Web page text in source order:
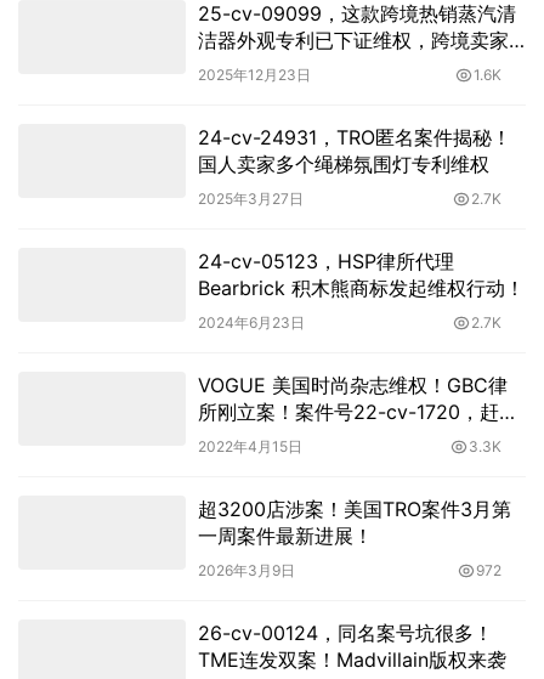
25-cv-09099，这款跨境热销蒸汽清
洁器外观专利已下证维权，跨境卖家
注意避雷！
2025年12月23日 1.6K
24-cv-24931，TRO匿名案件揭秘！
国人卖家多个绳梯氛围灯专利维权
2025年3月27日 2.7K
24-cv-05123，HSP律所代理
Bearbrick 积木熊商标发起维权行动！
2024年6月23日 2.7K
VOGUE 美国时尚杂志维权！GBC律
所刚立案！案件号22-cv-1720，赶紧
下架！
2022年4月15日 3.3K
超3200店涉案！美国TRO案件3月第
一周案件最新进展！
2026年3月9日 972
26-cv-00124，同名案号坑很多！
TME连发双案！Madvillain版权来袭